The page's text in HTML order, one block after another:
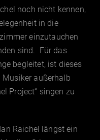
noch nicht kennen,
in die
einzutauchen
sind. Für das
begleitet, ist dieses
Musiker außerhalb
Project“ singen zu
Raichel längst ein